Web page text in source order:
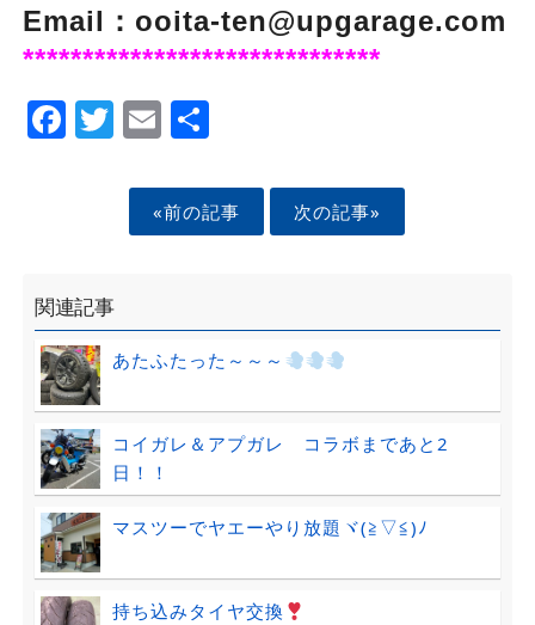
Email：ooita-ten@upgarage.com
******************************
Facebook
Twitter
EmailShare
«前の記事 次の記事»
関連記事
あたふたった～～～
コイガレ＆アプガレ コラボまであと2
日！！
マスツーでヤエーやり放題ヾ(≧▽≦)ﾉ
持ち込みタイヤ交換